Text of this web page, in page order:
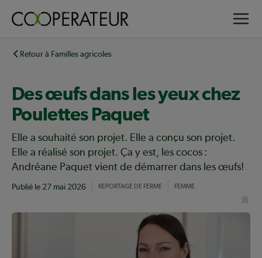
principalRetour à Familles agricoles
Des œufs dans les yeux chez
Poulettes Paquet
Elle a souhaité son projet. Elle a conçu son projet.
Elle a réalisé son projet. Ça y est, les cocos :
Andréane Paquet vient de démarrer dans les œufs!
Publié le 27 mai 2026 REPORTAGE DE FERME FEMME